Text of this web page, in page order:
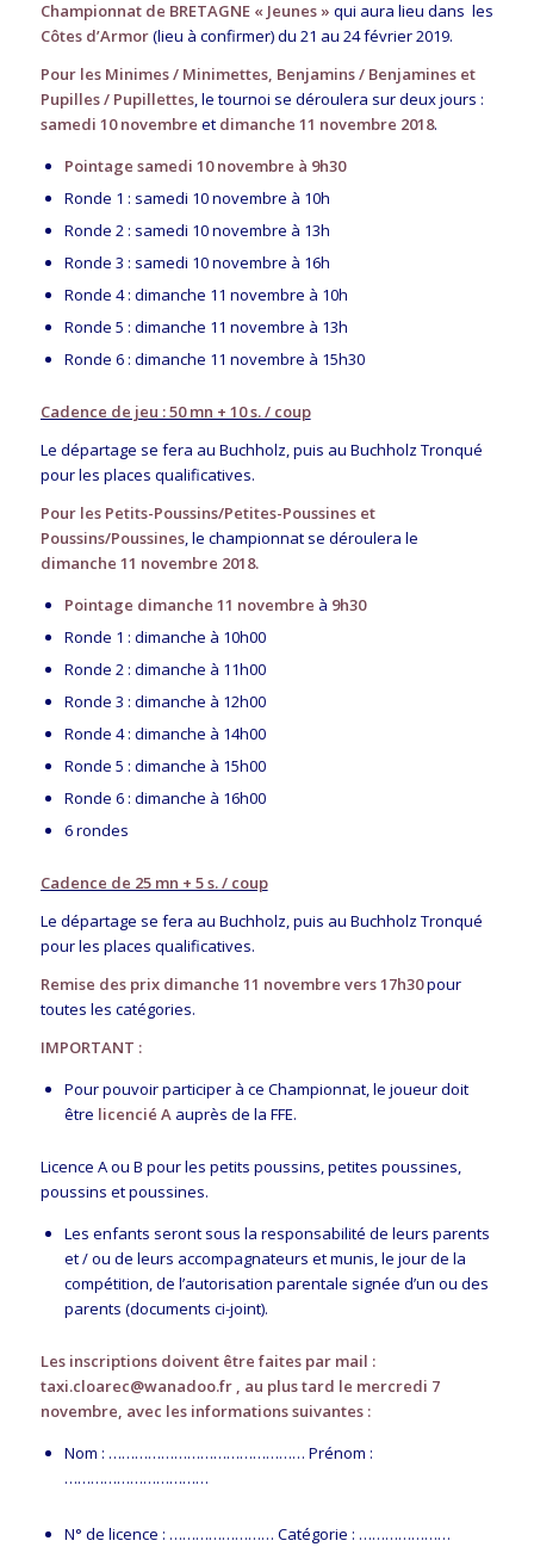
Championnat de BRETAGNE « Jeunes » qui aura lieu dans les
Côtes d’Armor(lieu à confirmer) du 21 au 24 février 2019.
Pour les Minimes / Minimettes, Benjamins / Benjamines et
Pupilles / Pupillettes, le tournoi se déroulera sur deux jours :
samedi 10 novembre etdimanche 11 novembre 2018.
Pointage samedi 10 novembre à 9h30
Ronde 1 : samedi 10 novembre à 10h
Ronde 2 : samedi 10 novembre à 13h
Ronde 3 : samedi 10 novembre à 16h
Ronde 4 : dimanche 11 novembre à 10h
Ronde 5 : dimanche 11 novembre à 13h
Ronde 6 : dimanche 11 novembre à 15h30
Cadence de jeu : 50 mn + 10 s. / coup
Le départage se fera au Buchholz, puis au Buchholz Tronqué
pour les places qualificatives.
Pour les Petits-Poussins/Petites-Poussines et
Poussins/Poussines, le championnat se déroulera le
dimanche 11 novembre 2018.
Pointage dimanche 11 novembre à 9h30
Ronde 1 : dimanche à 10h00
Ronde 2 : dimanche à 11h00
Ronde 3 : dimanche à 12h00
Ronde 4 : dimanche à 14h00
Ronde 5 : dimanche à 15h00
Ronde 6 : dimanche à 16h00
6 rondes
Cadence de 25 mn + 5 s. / coup
Le départage se fera au Buchholz, puis au Buchholz Tronqué
pour les places qualificatives.
Remise des prix dimanche 11 novembre vers 17h30pour
toutes les catégories.
IMPORTANT :
Pour pouvoir participer à ce Championnat, le joueur doit
être licencié Aauprès de la FFE.
Licence A ou B pour les petits poussins, petites poussines,
poussins et poussines.
Les enfants seront sous la responsabilité de leurs parents
et / ou de leurs accompagnateurs et munis, le jour de la
compétition, de l’autorisation parentale signée d’un ou des
parents (documents ci-joint).
Les inscriptions doivent être faites par mail :
taxi.cloarec@wanadoo.fr, au plus tard le mercredi 7
novembre, avec les informations suivantes :
Nom : ……………………………………… Prénom :
……………………………
N° de licence : …………………… Catégorie : …………………